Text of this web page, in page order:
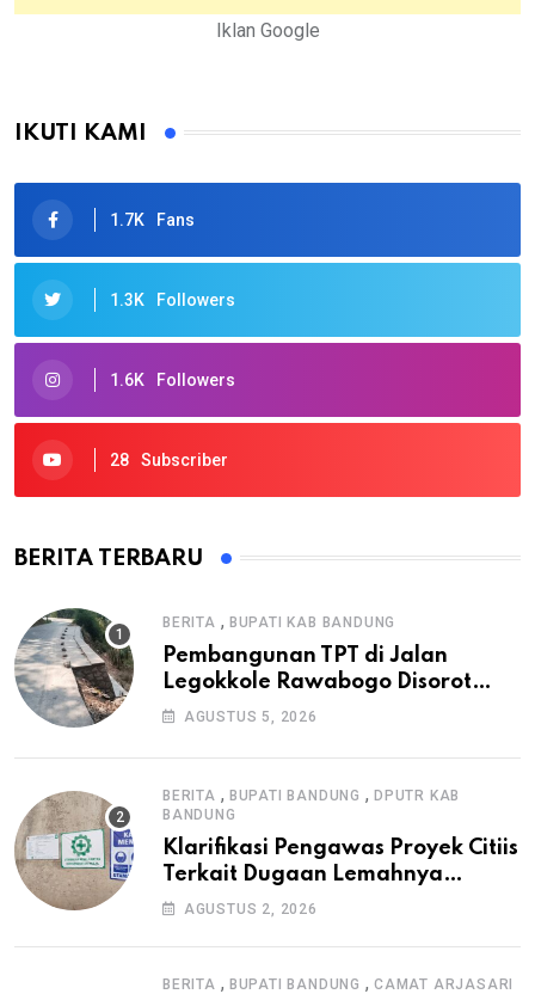
Iklan Google
IKUTI KAMI
1.7K Fans
1.3K Followers
1.6K Followers
28 Subscriber
BERITA TERBARU
BERITA , BUPATI KAB BANDUNG
Pembangunan TPT di Jalan
Legokkole Rawabogo Disorot
Warga, Selesai Tanpa Papan
AGUSTUS 5, 2026
BERITA , BUPATI BANDUNG ,DPUTR KAB
BANDUNG
Klarifikasi Pengawas Proyek Citiis
Terkait Dugaan Lemahnya
Pengawasan K3
AGUSTUS 2, 2026
BERITA , BUPATI BANDUNG ,CAMAT ARJASARI